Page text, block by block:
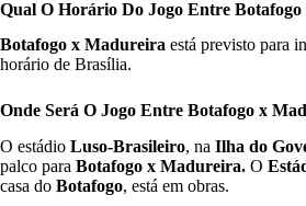
Qual O Horário Do Jogo Entre
Botafogo x Madureira está previsto para
horário de Brasília.
Onde Será O Jogo Entre Botafogo x
O estádio Luso-Brasileiro, na Ilha do
palco para Botafogo x Madureira. O
casa do Botafogo, está em obras.